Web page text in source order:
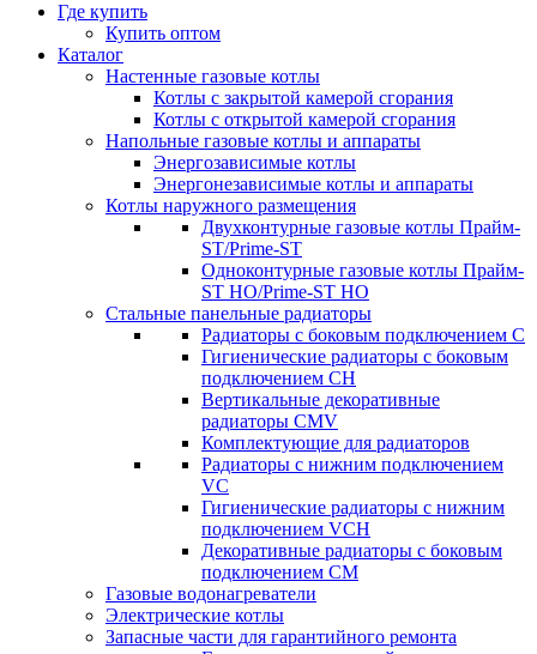
Где купить
Купить оптом
Каталог
Настенные газовые котлы
Котлы с закрытой камерой сгорания
Котлы с открытой камерой сгорания
Напольные газовые котлы и аппараты
Энергозависимые котлы
Энергонезависимые котлы и аппараты
Котлы наружного размещения
Двухконтурные газовые котлы Прайм-
ST/Prime-ST
Одноконтурные газовые котлы Прайм-
ST HO/Prime-ST HO
Стальные панельные радиаторы
Радиаторы c боковым подключением C
Гигиенические радиаторы c боковым
подключением CH
Вертикальные декоративные
радиаторы CMV
Комплектующие для радиаторов
Радиаторы c нижним подключением
VC
Гигиенические радиаторы c нижним
подключением VCH
Декоративные радиаторы с боковым
подключением CM
Газовые водонагреватели
Электрические котлы
Запасные части для гарантийного ремонта